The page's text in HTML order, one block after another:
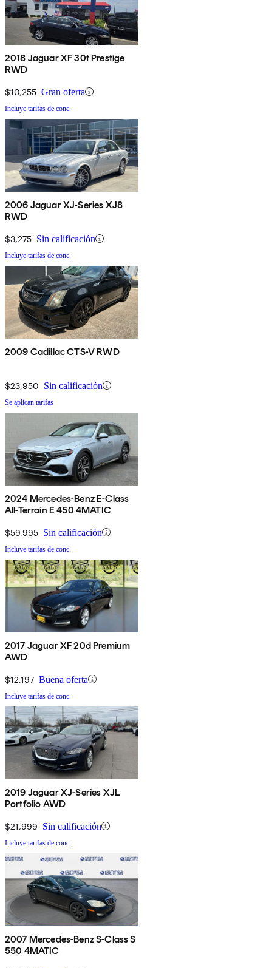
2018 Jaguar XF 30t Prestige
RWD
$10,255 Gran oferta
Incluye tarifas de conc.
2006 Jaguar XJ-Series XJ8
RWD
$3,275 Sin calificación
Incluye tarifas de conc.
2009 Cadillac CTS-V RWD
$23,950 Sin calificación
Se aplican tarifas
2024 Mercedes-Benz E-Class
All-Terrain E 450 4MATIC
$59,995 Sin calificación
Incluye tarifas de conc.
2017 Jaguar XF 20d Premium
AWD
$12,197 Buena oferta
Incluye tarifas de conc.
2019 Jaguar XJ-Series XJL
Portfolio AWD
$21,999 Sin calificación
Incluye tarifas de conc.
2007 Mercedes-Benz S-Class S
550 4MATIC